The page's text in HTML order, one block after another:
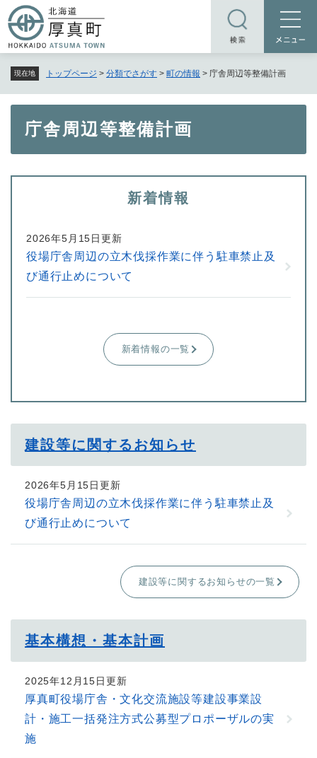
ー
ジ
頭
で
現在地 トップページ > 分類でさがす > 町の情報 > 庁舎周辺等整備計画
庁舎周辺等整備計画
新着情報
2026年5月15日更新
役場庁舎周辺の立木伐採作業に伴う駐車禁止及
び通行止めについて
新着情報の一覧
建設等に関するお知らせ
2026年5月15日更新
役場庁舎周辺の立木伐採作業に伴う駐車禁止及
び通行止めについて
建設等に関するお知らせの一覧
基本構想・基本計画
2025年12月15日更新
厚真町役場庁舎・文化交流施設等建設事業設
計・施工一括発注方式公募型プロポーザルの実
施